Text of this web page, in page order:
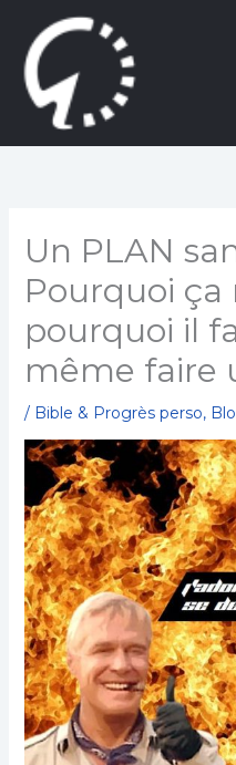
contenu
Un PLAN
Pourquoi ça
pourquoi il
même faire
/ Bible & Progrès perso,